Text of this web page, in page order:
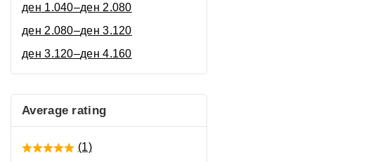
ден 1.040–ден 2.080
ден 2.080–ден 3.120
ден 3.120–ден 4.160
Average rating
(1)